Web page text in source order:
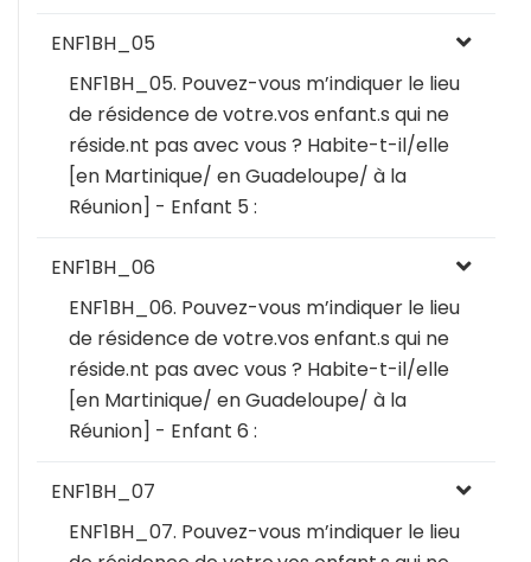
ENF1BH_05
ENF1BH_05. Pouvez-vous m’indiquer le lieu
de résidence de votre.vos enfant.s qui ne
réside.nt pas avec vous ? Habite-t-il/elle
[en Martinique/ en Guadeloupe/ à la
Réunion] - Enfant 5 :
ENF1BH_06
ENF1BH_06. Pouvez-vous m’indiquer le lieu
de résidence de votre.vos enfant.s qui ne
réside.nt pas avec vous ? Habite-t-il/elle
[en Martinique/ en Guadeloupe/ à la
Réunion] - Enfant 6 :
ENF1BH_07
ENF1BH_07. Pouvez-vous m’indiquer le lieu